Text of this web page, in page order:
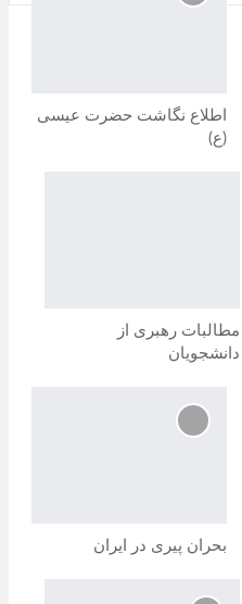
اطلاع نگاشت حضرت عیسی
(ع)
مطالبات رهبری از
دانشجویان
بحران پیری در ایران